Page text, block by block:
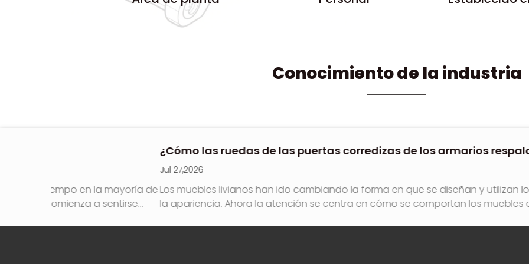
Conocimiento de la industria
¿Cómo las ruedas de las puertas corredizas de los armarios respaldan las tendencias
Los muebles livianos han ido cambiando la forma en que se diseñan y utilizan los espacios interiores.
la apariencia. Ahora la atención se centra en cómo se comportan los muebles en el uso diario real,